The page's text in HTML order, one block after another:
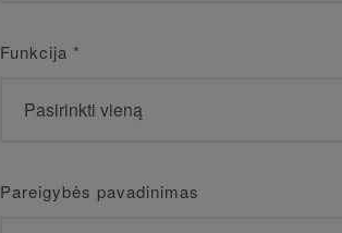
Funkcija *
Pareigybės pavadinimas